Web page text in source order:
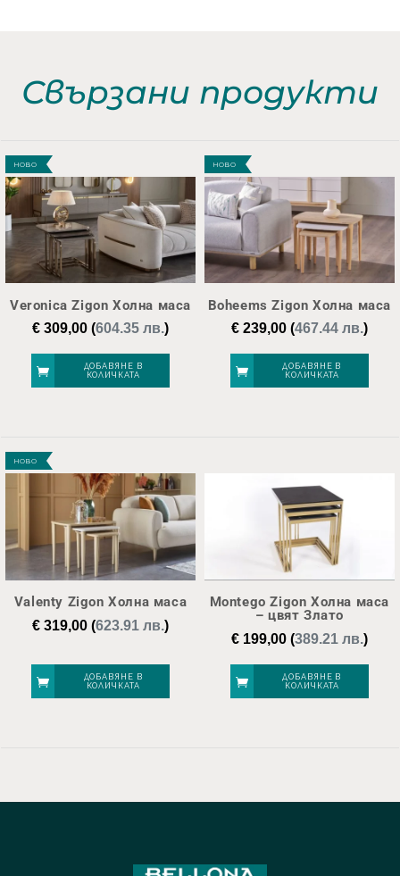
Свързани продукти
НОВО
Veronica Zigon Холна маса
€ 309,00 (604.35 лв.)
ДОБАВЯНЕ В
КОЛИЧКАТА
НОВО
Boheems Zigon Холна маса
€239,00(467.44 лв.)
ДОБАВЯНЕ В
КОЛИЧКАТА
НОВО
Valenty Zigon Холна маса
€ 319,00 (623.91 лв.)
ДОБАВЯНЕ В
КОЛИЧКАТА
Montego Zigon Холна маса
– цвят Злато
€199,00(389.21 лв.)
ДОБАВЯНЕ В
КОЛИЧКАТА